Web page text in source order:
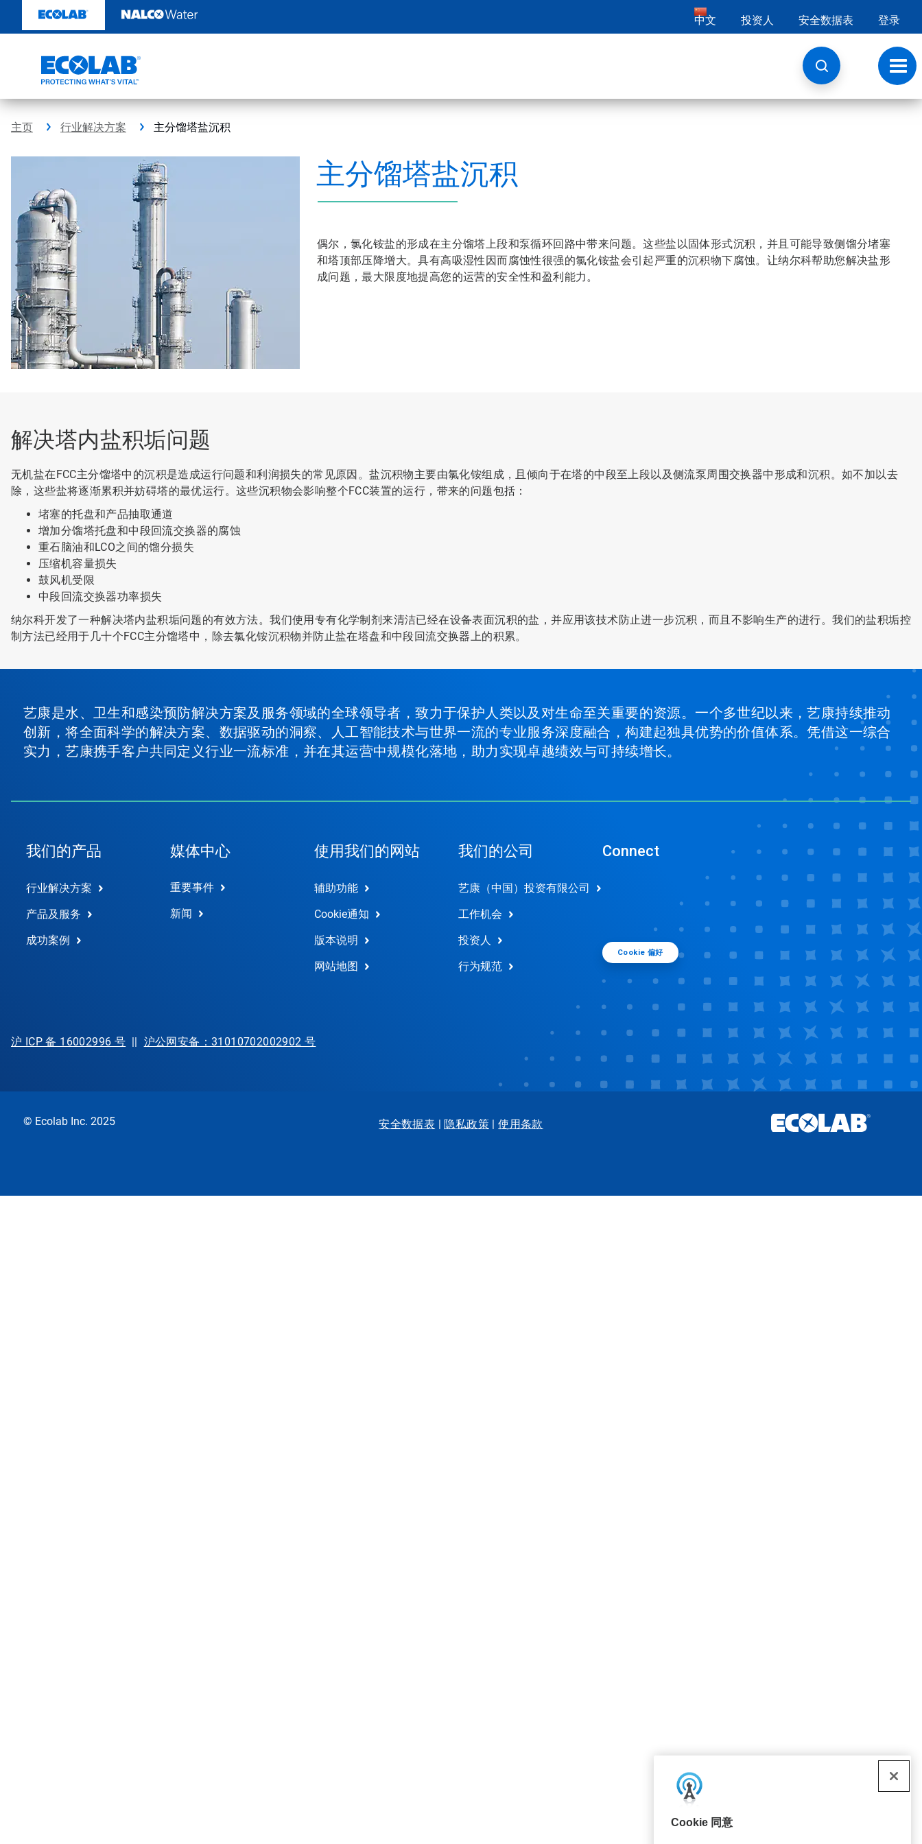
至
Cookie 同意
中文 投资人 安全数据表 登录
切
换
导
航
主页 行业解决方案 主分馏塔盐沉积
主分馏塔盐沉积
偶尔，氯化铵盐的形成在主分馏塔上段和泵循环回路中带来问题。这些盐以固体形式沉积，并且可能导致侧馏分堵塞
和塔顶部压降增大。具有高吸湿性因而腐蚀性很强的氯化铵盐会引起严重的沉积物下腐蚀。让纳尔科帮助您解决盐形
成问题，最大限度地提高您的运营的安全性和盈利能力。
解决塔内盐积垢问题
无机盐在FCC主分馏塔中的沉积是造成运行问题和利润损失的常见原因。盐沉积物主要由氯化铵组成，且倾向于在塔的中段至上段以及侧流泵周围交换器中形成和沉积。如不加以去
除，这些盐将逐渐累积并妨碍塔的最优运行。这些沉积物会影响整个FCC装置的运行，带来的问题包括：
堵塞的托盘和产品抽取通道
增加分馏塔托盘和中段回流交换器的腐蚀
重石脑油和LCO之间的馏分损失
压缩机容量损失
鼓风机受限
中段回流交换器功率损失
纳尔科开发了一种解决塔内盐积垢问题的有效方法。我们使用专有化学制剂来清洁已经在设备表面沉积的盐，并应用该技术防止进一步沉积，而且不影响生产的进行。我们的盐积垢控
制方法已经用于几十个FCC主分馏塔中，除去氯化铵沉积物并防止盐在塔盘和中段回流交换器上的积累。
艺康是水、卫生和感染预防解决方案及服务领域的全球领导者，致力于保护人类以及对生命至关重要的资源。一个多世纪以来，艺康持续推动
创新，将全面科学的解决方案、数据驱动的洞察、人工智能技术与世界一流的专业服务深度融合，构建起独具优势的价值体系。凭借这一综合
实力，艺康携手客户共同定义行业一流标准，并在其运营中规模化落地，助力实现卓越绩效与可持续增长。
我们的产品
行业解决方案
产品及服务
成功案例
媒体中心
重要事件
新闻
使用我们的网站
辅助功能
Cookie通知
版本说明
网站地图
我们的公司
艺康（中国）投资有限公司
工作机会
投资人
行为规范
Connect
Cookie 偏好
沪 ICP 备 16002996 号 || 沪公网安备：31010702002902 号
© Ecolab Inc. 2025 安全数据表 | 隐私政策|使用条款